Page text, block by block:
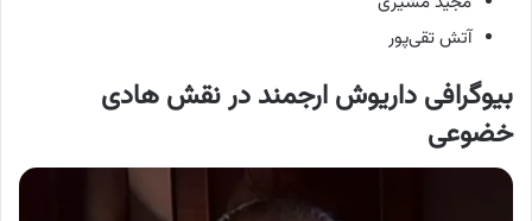
آتش تقی‌پور
بیوگرافی داریوش ارجمند در نقش هادی
خضوعی